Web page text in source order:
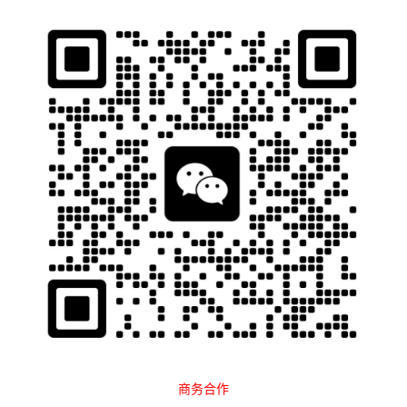
石南跨境工具导航
当前位置：首页 软件工具 图片处理
分类 全部 ERP软件 亚马逊工具
图片处理
挖词软件
选品软件 推荐插件
翻译工具
视频工具
排序 最新 点击
广告合作 U钙网
商务合作